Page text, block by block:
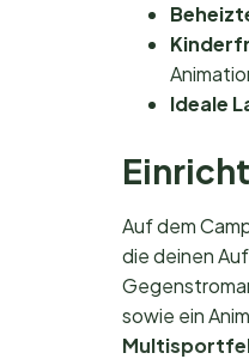
Ideale
Auf dem
die deinen
sowie ein